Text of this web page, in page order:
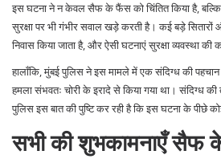
इस घटना ने न केवल सैफ के फैंस को चिंतित किया है,
सुरक्षा पर भी गंभीर सवाल खड़े करती है। कई बड़े सितारों और
निवास किया जाता है, और ऐसी घटनाएं सुरक्षा व्यवस्था
हालाँकि, मुंबई पुलिस ने इस मामले में एक संदिग्ध की
हमला संभवतः चोरी के इरादे से किया गया था। संदिग्ध
पुलिस इस बात की पुष्टि कर रही है कि इस घटना के पीछे
सभी की शुभकामनाएँ सैफ